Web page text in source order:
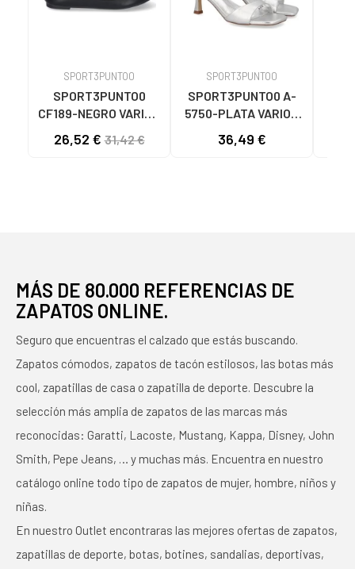
SPORT3PUNTO0
SPORT3PUNTO0
CF189-NEGRO VARIOS
26,52 €31,42 €
SPORT3PUNTO0
SPORT3PUNTO0 A-
5750-PLATA VARIOS
36,49 €
MÁS DE 80.000 REFERENCIAS DE
ZAPATOS ONLINE.
Seguro que encuentras el calzado que estás buscando.
Zapatos cómodos, zapatos de tacón estilosos, las botas más
cool, zapatillas de casa o zapatilla de deporte. Descubre la
selección más amplia de zapatos de las marcas más
reconocidas: Garatti, Lacoste, Mustang, Kappa, Disney, John
Smith, Pepe Jeans, … y muchas más. Encuentra en nuestro
catálogo online todo tipo de zapatos de mujer, hombre, niños y
niñas.
En nuestro Outlet encontraras las mejores ofertas de zapatos,
zapatillas de deporte, botas, botines, sandalias, deportivas,